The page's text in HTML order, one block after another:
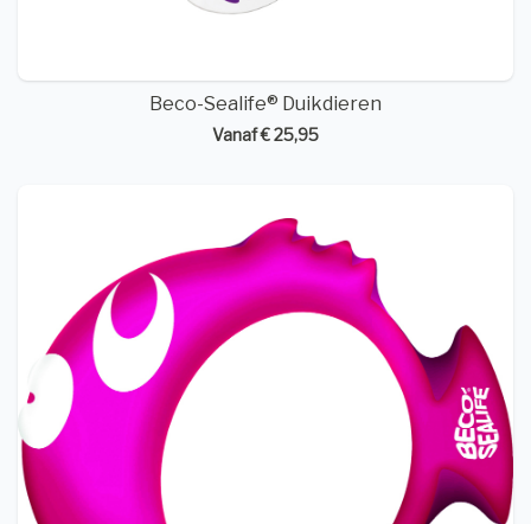
Beco-Sealife® Duikdieren
Vanaf € 25,95